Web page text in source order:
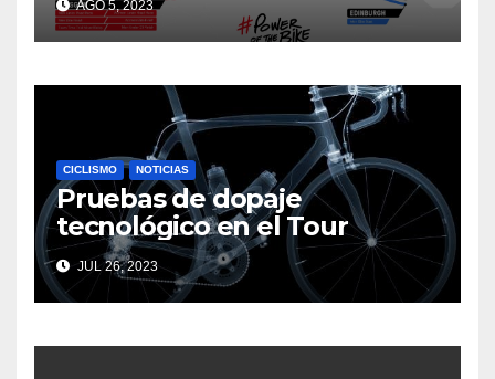
AGO 5, 2023
CICLISMO NOTICIAS
Pruebas de dopaje
tecnológico en el Tour
JUL 26, 2023